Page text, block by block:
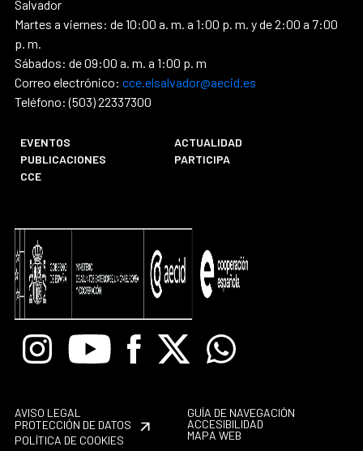
Salvador
Martes a viernes: de 10:00 a. m. a 1:00 p. m. y de 2:00 a 7:00
p. m.
Sábados: de 09:00 a. m. a 1:00 p. m
Correo electrónico: cce.elsalvador@aecid.es
Teléfono: (503) 22337300
EVENTOS
ACTUALIDAD
PUBLICACIONES
PARTICIPA
CCE
InstagramYoutube Facebook
X Whatsapp
AVISO LEGAL
PROTECCIÓN DE DATOS
POLÍTICA DE COOKIES
GUÍA DE NAVEGACIÓN
ACCESIBILIDAD
MAPA WEB